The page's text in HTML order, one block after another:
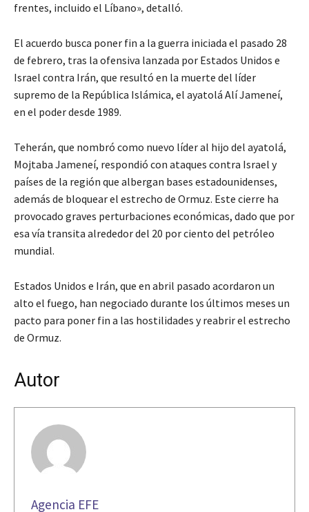
frentes, incluido el Líbano», detalló.
El acuerdo busca poner fin a la guerra iniciada el pasado 28
de febrero, tras la ofensiva lanzada por Estados Unidos e
Israel contra Irán, que resultó en la muerte del líder
supremo de la República Islámica, el ayatolá Alí Jameneí,
en el poder desde 1989.
Teherán, que nombró como nuevo líder al hijo del ayatolá,
Mojtaba Jameneí, respondió con ataques contra Israel y
países de la región que albergan bases estadounidenses,
además de bloquear el estrecho de Ormuz. Este cierre ha
provocado graves perturbaciones económicas, dado que por
esa vía transita alrededor del 20 por ciento del petróleo
mundial.
Estados Unidos e Irán, que en abril pasado acordaron un
alto el fuego, han negociado durante los últimos meses un
pacto para poner fin a las hostilidades y reabrir el estrecho
de Ormuz.
Autor
Agencia EFE